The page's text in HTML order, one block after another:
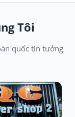
Tôi
quốc tin tưởng